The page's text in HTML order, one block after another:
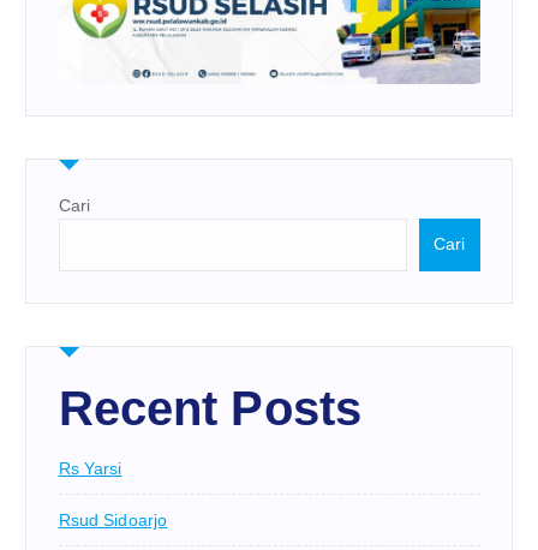
Cari
Cari
Recent Posts
Rs Yarsi
Rsud Sidoarjo